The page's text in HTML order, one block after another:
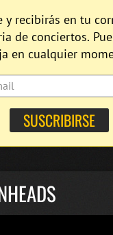
y recibirás en tu
de conciertos.
en cualquier